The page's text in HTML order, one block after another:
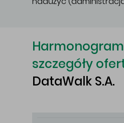
szczegóły
DataWalk S.A.